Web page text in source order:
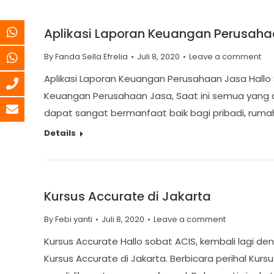
Aplikasi Laporan Keuangan
ByFanda Sella Efrelia Juli 8, 2020 Leave a comment
Aplikasi Laporan Keuangan Perusahaan Jasa
Keuangan Perusahaan Jasa, Saat ini semua
dapat sangat bermanfaat baik bagi pribadi,
Details
Kursus Accurate di Jakarta
ByFebi yanti Juli 8, 2020 Leave a comment
Kursus Accurate Hallo sobat ACIS, kembali lagi
Kursus Accurate di Jakarta. Berbicara perihal